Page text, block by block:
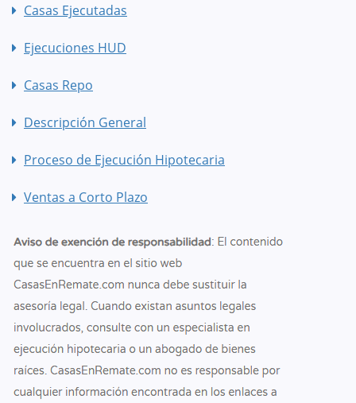
Casas Ejecutadas
Ejecuciones HUD
Casas Repo
Descripción General
Proceso de Ejecución Hipotecaria
Ventas a Corto Plazo